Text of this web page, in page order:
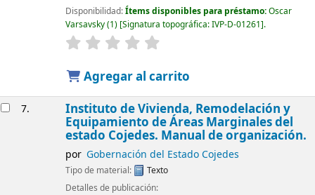
Disponibilidad:Ítems disponibles para préstamo:Oscar
Varsavsky(1) Signatura topográfica:IVP-D-01261 .
Agregar al carrito
7. Instituto de Vivienda, Remodelación y
Equipamiento de Áreas Marginales del
estado Cojedes. Manual de organización.
por Gobernación del Estado Cojedes
Tipo de material:
Texto
Detalles de publicación: